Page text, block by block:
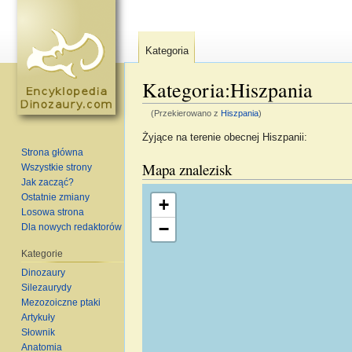
Kategoria:Hiszpania
(Przekierowano z Hiszpania)
Żyjące na terenie obecnej Hiszpanii:
Mapa znalezisk
Wczytywanie mapy…
+
−
Kategoria
Strona główna
Wszystkie strony
Jak zacząć?
Ostatnie zmiany
Losowa strona
Dla nowych redaktorów
Kategorie
Dinozaury
Silezaurydy
Mezozoiczne ptaki
Artykuły
Słownik
Anatomia